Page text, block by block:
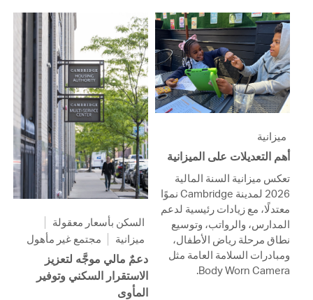
السكن بأسعار معقولة
ميزانية
مجتمع غير مأهول
دعمٌ مالي موجَّه لتعزيز
الاستقرار السكني وتوفير
المأوى
ميزانية
أهم التعديلات على الميزانية
تعكس ميزانية السنة المالية
2026 لمدينة Cambridge نموًا
معتدلًا، مع زيادات رئيسية لدعم
المدارس، والرواتب، وتوسيع
نطاق مرحلة رياض الأطفال،
ومبادرات السلامة العامة مثل
Body Worn Camera.